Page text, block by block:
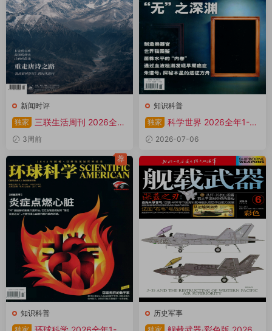
新闻时评
独家
三联生活周刊 2026全年
1-12月共52期 PDF
3周前
知识科普
独家
科学世界 2026全年1-12
月共12期 PDF
2026-07-06
知识科普
荐
历史军事